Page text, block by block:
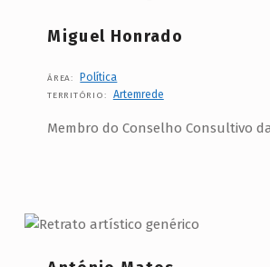
Miguel Honrado
ÁREA: Política
TERRITÓRIO: Artemrede
Membro do Conselho Consultivo